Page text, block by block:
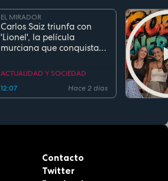
EL MIRADOR
Carlos Saiz triunfa con
'Lionel', la película
murciana que conquista
estreno
ACTUALIDAD Y SOCIEDAD
12:07
Hace 2 días
Contacto
Twitter